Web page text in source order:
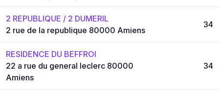
2 REPUBLIQUE / 2 DUMERIL
2 rue de la republique 80000 Amiens
34
RESIDENCE DU BEFFROI
22 a rue du general leclerc 80000
Amiens
34